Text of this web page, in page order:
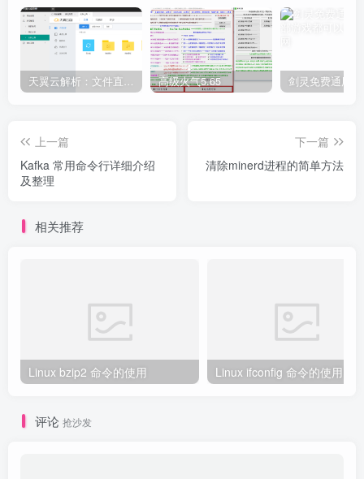
天翼云解析：文件直链获取源码 高级火气5.65
上一篇
Kafka 常用命令行详细介绍
及整理
下一篇
清除minerd进程的简单方法
相关推荐
Linux bzip2 命令的使用 Linux ifconfig 命令的使用
评论 抢沙发